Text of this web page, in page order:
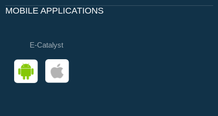
MOBILE APPLICATIONS
E-Catalyst